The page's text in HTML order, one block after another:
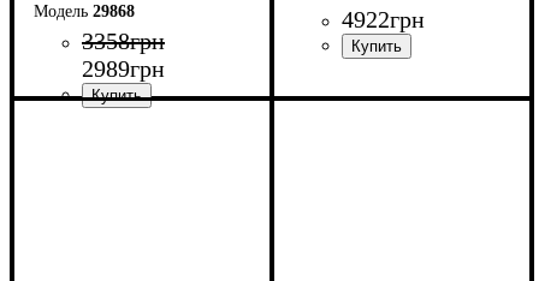
29868
3358грн
2989грн
4922грн